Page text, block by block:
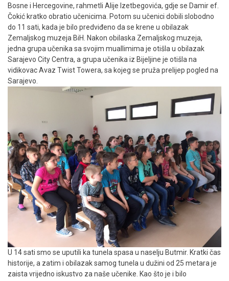
Bosne i Hercegovine, rahmetli Alije Izetbegovića, gdje se Damir ef.
Čokić kratko obratio učenicima. Potom su učenici dobili slobodno
do 11 sati, kada je bilo predviđeno da se krene u obilazak
Zemaljskog muzeja BiH. Nakon obilaska Zemaljskog muzeja,
jedna grupa učenika sa svojim muallimima je otišla u obilazak
Sarajevo City Centra, a grupa učenika iz Bijeljine je otišla na
vidikovac Avaz Twist Towera, sa kojeg se pruža prelijep pogled na
Sarajevo.
U 14 sati smo se uputili ka tunela spasa u naselju Butmir. Kratki čas
historije, a zatim i obilazak samog tunela u dužini od 25 metara je
zaista vrijedno iskustvo za naše učenike. Kao što je i bilo